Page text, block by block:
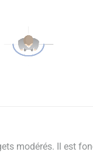
modérés. Il est